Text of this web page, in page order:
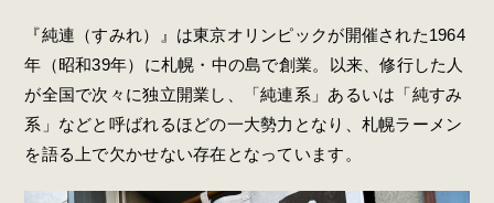
『純連（すみれ）』は東京オリンピックが開催された1964
年（昭和39年）に札幌・中の島で創業。以来、修行した人
が全国で次々に独立開業し、「純連系」あるいは「純すみ
系」などと呼ばれるほどの一大勢力となり、札幌ラーメン
を語る上で欠かせない存在となっています。